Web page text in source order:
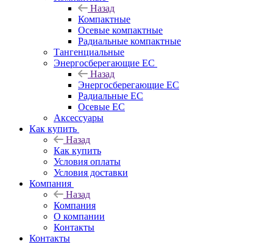
Назад
Компактные
Осевые компактные
Радиальные компактные
Тангенциальные
Энергосберегающие EC
Назад
Энергосберегающие EC
Радиальные EC
Осевые EC
Аксессуары
Как купить
Назад
Как купить
Условия оплаты
Условия доставки
Компания
Назад
Компания
О компании
Контакты
Контакты